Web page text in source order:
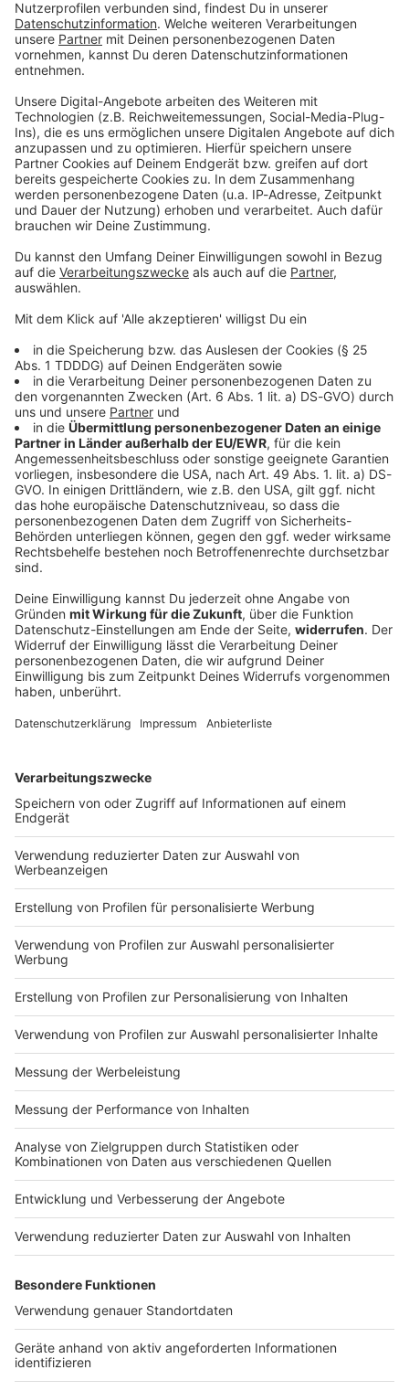
Du möchtest uns etwas sagen?
Kontaktformular
Sprachnachricht
© dpa-infocom, dpa:260517-930-89356/2
DAS KÖNNTE DICH AUCH INTERESSIEREN
Welt
drei Tote
Bei einem Unfall auf der A3 werden drei Menschen
tödlich verletzt. Die Bergung ist kompliziert. Das hat
auch Folgen für Berufsverkehr und Bahnreisende.
DEINE GEMERKTEN ARTIKEL
Du hast dir noch keine Artikel gemerkt
Markiere sie hierfür mit einem
Impressum
Nutzungsbedingungen
Jobs
Presse
Werben
Archiv
ANTENNE BAYERN GROUP
Stiftung ANTENNE BAYERN
hilft
Kontakt
Studio-Hotline
Verkehrs-Hotline
Newsletter